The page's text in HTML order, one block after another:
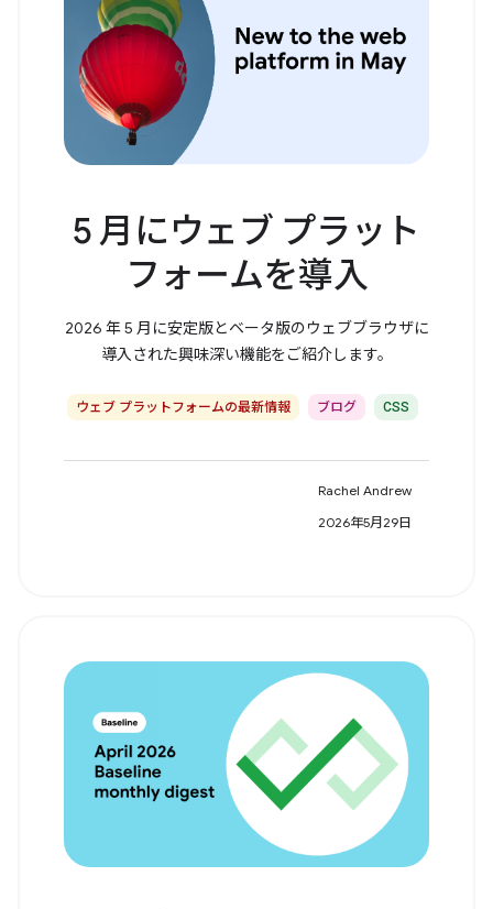
5 月にウェブ プラット
フォームを導入
2026 年 5 月に安定版とベータ版のウェブブラウザに
導入された興味深い機能をご紹介します。
ウェブ プラットフォームの最新情報 ブログ CSS
Rachel Andrew
2026年5月29日